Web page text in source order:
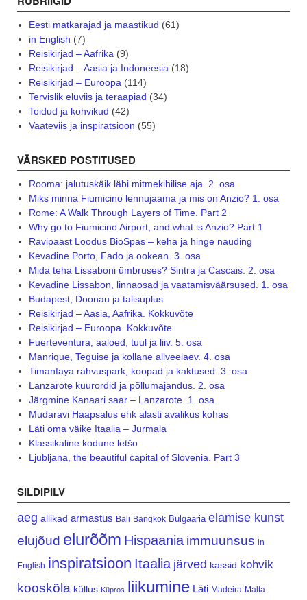
Eesti matkarajad ja maastikud (61)
in English (7)
Reisikirjad – Aafrika (9)
Reisikirjad – Aasia ja Indoneesia (18)
Reisikirjad – Euroopa (114)
Tervislik eluviis ja teraapiad (34)
Toidud ja kohvikud (42)
Vaateviis ja inspiratsioon (55)
VÄRSKED POSTITUSED
Rooma: jalutuskäik läbi mitmekihilise aja. 2. osa
Miks minna Fiumicino lennujaama ja mis on Anzio? 1. osa
Rome: A Walk Through Layers of Time. Part 2
Why go to Fiumicino Airport, and what is Anzio? Part 1
Ravipaast Loodus BioSpas – keha ja hinge nauding
Kevadine Porto, Fado ja ookean. 3. osa
Mida teha Lissaboni ümbruses? Sintra ja Cascais. 2. osa
Kevadine Lissabon, linnaosad ja vaatamisväärsused. 1. osa
Budapest, Doonau ja talisuplus
Reisikirjad – Aasia, Aafrika. Kokkuvõte
Reisikirjad – Euroopa. Kokkuvõte
Fuerteventura, aaloed, tuul ja liiv. 5. osa
Manrique, Teguise ja kollane allveelaev. 4. osa
Timanfaya rahvuspark, koopad ja kaktused. 3. osa
Lanzarote kuurordid ja põllumajandus. 2. osa
Järgmine Kanaari saar – Lanzarote. 1. osa
Mudaravi Haapsalus ehk alasti avalikus kohas
Läti oma väike Itaalia – Jurmala
Klassikaline kodune letšo
Ljubljana, the beautiful capital of Slovenia. Part 3
SILDIPILV
aeg allikad armastus Bali Bangkok Bulgaaria elamise kunst
elujõud elurõõm Hispaania immuunsus in
English inspiratsioon Itaalia järved kassid kohvik
kooskõla küllus Küpros liikumine Läti Madeira Malta